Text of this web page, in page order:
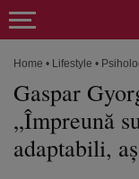
Home • Lifestyle •
Gaspar
„Împreună
adaptabili,